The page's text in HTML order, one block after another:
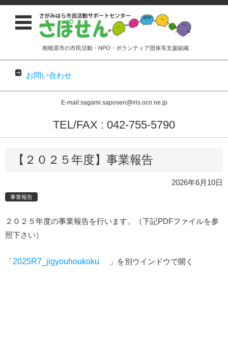
相模原市の市民活動・NPO・ボランティア団体等支援組織
お問い合わせ
E-mail:sagami.saposen@iris.ocn.ne.jp
TEL/FAX : 042-755-5790
コンテンツに移動
【２０２５年度】事業報告
2026年6月10日
事業報告
２０２５年度の事業報告を行います。（下記PDFファイルを参
照下さい）
「2025R7_jigyouhoukoku 」を別ウインドウで開く